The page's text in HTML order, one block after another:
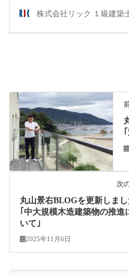
次
丸山景右BLOGを更新しまし
｢中大規模木造建築物の推進
いて｣
2025年11月6日